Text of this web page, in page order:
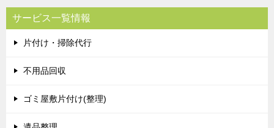
サービス一覧情報
片付け・掃除代行
不用品回収
ゴミ屋敷片付け(整理)